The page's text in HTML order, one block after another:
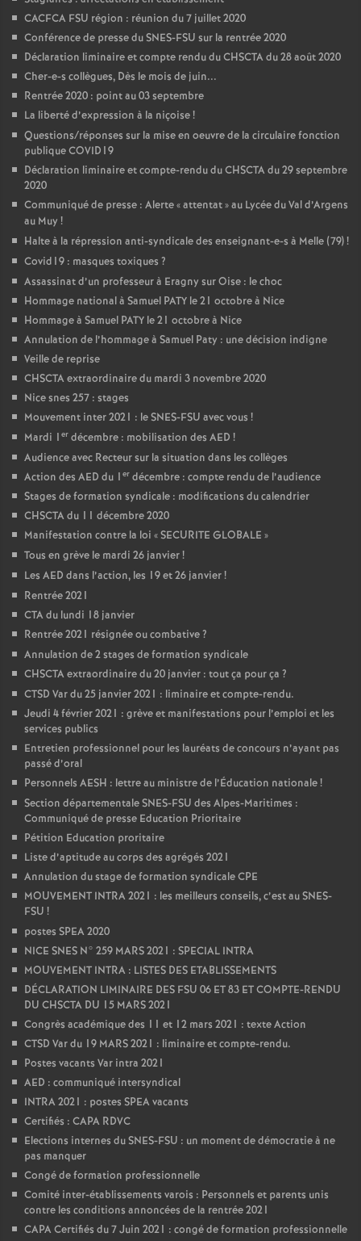
CACFCA FSU région : réunion du 7 juillet 2020
Conférence de presse du SNES-FSU sur la rentrée 2020
Déclaration liminaire et compte rendu du CHSCTA du 28 août 2020
Cher-e-s collègues, Dès le mois de juin...
Rentrée 2020 : point au 03 septembre
La liberté d’expression à la niçoise!
Questions/réponses sur la mise en oeuvre de la circulaire fonction
publique COVID19
Déclaration liminaire et compte-rendu du CHSCTA du 29 septembre
2020
Communiqué de presse : Alerte «attentat» au Lycée du Val d’Argens
au Muy !
Halte à la répression anti-syndicale des enseignant-e-s à Melle (79)!
Covid19 : masques toxiques ?
Assassinat d’un professeur à Eragny sur Oise : le choc
Hommage national à Samuel PATY le 21 octobre à Nice
Hommage à Samuel PATY le 21 octobre à Nice
Annulation de l’hommage à Samuel Paty : une décision indigne
Veille de reprise
CHSCTA extraordinaire du mardi 3 novembre 2020
Nice snes 257 : stages
Mouvement inter 2021 : le SNES-FSU avec vous !
Mardi 1 er décembre : mobilisation des AED !
Audience avec Recteur sur la situation dans les collèges
Action des AED du 1 er décembre : compte rendu de l’audience
Stages de formation syndicale : modifications du calendrier
CHSCTA du 11 décembre 2020
Manifestation contre la loi «SECURITE GLOBALE »
Tous en grève le mardi 26 janvier!
Les AED dans l’action, les 19 et 26 janvier!
Rentrée 2021
CTA du lundi 18 janvier
Rentrée 2021 résignée ou combative?
Annulation de 2 stages de formation syndicale
CHSCTA extraordinaire du 20 janvier : tout ça pour ça ?
CTSD Var du 25 janvier 2021 : liminaire et compte-rendu.
Jeudi 4 février 2021 : grève et manifestations pour l’emploi et les
services publics
Entretien professionnel pour les lauréats de concours n’ayant pas
passé d’oral
Personnels AESH : lettre au ministre de l’Éducation nationale!
Section départementale SNES-FSU des Alpes-Maritimes :
Communiqué de presse Education Prioritaire
Pétition Education proritaire
Liste d’aptitude au corps des agrégés 2021
Annulation du stage de formation syndicale CPE
MOUVEMENT INTRA 2021 : les meilleurs conseils, c’est au SNES-
FSU !
postes SPEA 2020
NICE SNES N° 259 MARS 2021 : SPECIAL INTRA
MOUVEMENT INTRA : LISTES DES ETABLISSEMENTS
DÉCLARATION LIMINAIRE DES FSU 06 ET 83 ET COMPTE-RENDU
DU CHSCTA DU 15 MARS 2021
Congrès académique des 11 et 12 mars 2021 : texte Action
CTSD Var du 19 MARS 2021 : liminaire et compte-rendu.
Postes vacants Var intra 2021
AED : communiqué intersyndical
INTRA 2021 : postes SPEA vacants
Certifiés : CAPA RDVC
Elections internes du SNES-FSU : un moment de démocratie à ne
pas manquer
Congé de formation professionnelle
Comité inter-établissements varois : Personnels et parents unis
contre les conditions annoncées de la rentrée 2021
CAPA Certifiés du 7 Juin 2021 : congé de formation professionnelle